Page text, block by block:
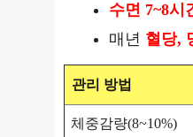
수면 7~8시
매년 혈당,
관리 방법
체중감량(8~10%)